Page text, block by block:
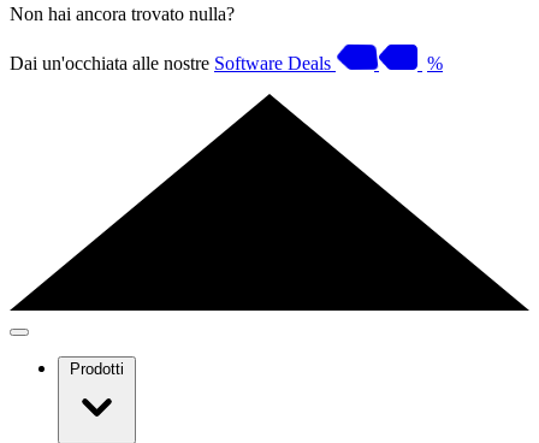
Non hai ancora trovato nulla?
Dai un'occhiata alle nostre Software Deals %
Prodotti